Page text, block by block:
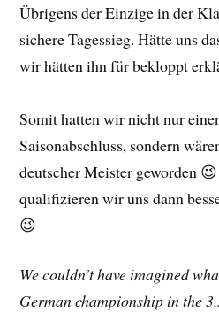
Übrigens der Einzige in der
sichere Tagessieg. Hätte uns
wir hätten ihn für bekloppt
Somit hatten wir nicht nur
Saisonabschluss, sondern
deutscher Meister geworden
qualifizieren wir uns dann
😉
We couldn’t have imagined
German championship in the